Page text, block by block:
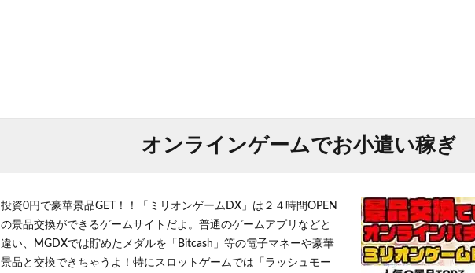
オンラインゲームでお小遣い稼ぎ
投資0円で豪華景品GET！！「ミリオンゲームDX」は２４時間OPEN
の景品交換ができるゲームサイトだよ。普通のゲームアプリなどと
違い、MGDXでは貯めたメダルを「Bitcash」等の電子マネーや豪華
景品と交換できちゃうよ！特にスロットゲームでは「ラッシュモー